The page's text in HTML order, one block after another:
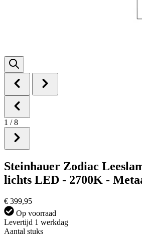
1 / 8
Steinhauer Zodiac
lichts LED - 2700K -
€ 399,95
Op voorraad
Levertijd 1 werkdag
Aantal stuks